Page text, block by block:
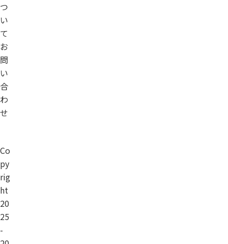
つ
い
て
お
問
い
合
わ
せ
Co
py
rig
ht
20
25
-